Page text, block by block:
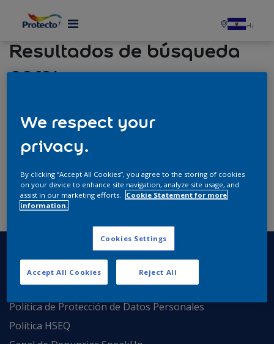
Resultados de búsqueda
para:
Enlaces de Interés
Política de Protección de Datos Personales
Política HSEQ
We respect your
privacy.
By clicking “Accept All Cookies”, you agree to the storing of cookies
on your device to enhance site navigation, analyze site usage, and
assist in our marketing efforts.
Cookie Statement for more
information.
Cookies Settings
Reject All
Accept All Cookies